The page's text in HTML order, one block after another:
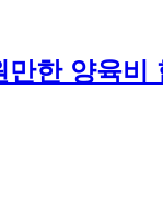
한 양육비